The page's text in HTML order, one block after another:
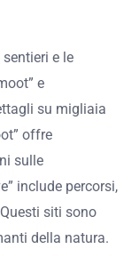
e le
e
su migliaia
offre
sulle
include percorsi,
siti sono
della natura.